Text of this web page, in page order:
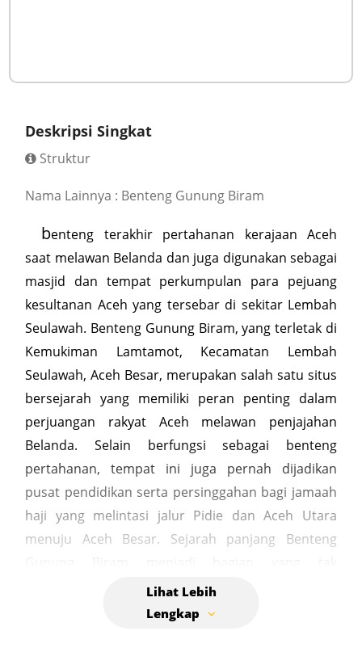
Deskripsi Singkat
Struktur
Nama Lainnya : Benteng Gunung Biram
benteng terakhir pertahanan kerajaan Aceh
saat melawan Belanda dan juga digunakan sebagai
masjid dan tempat perkumpulan para pejuang
kesultanan Aceh yang tersebar di sekitar Lembah
Seulawah. Benteng Gunung Biram, yang terletak di
Kemukiman Lamtamot, Kecamatan Lembah
Seulawah, Aceh Besar, merupakan salah satu situs
bersejarah yang memiliki peran penting dalam
perjuangan rakyat Aceh melawan penjajahan
Belanda. Selain berfungsi sebagai benteng
pertahanan, tempat ini juga pernah dijadikan
pusat pendidikan serta persinggahan bagi jamaah
haji yang melintasi jalur Pidie dan Aceh Utara
menuju Aceh Besar. Sejarah panjang Benteng
terpisahkan dari perjalanan perjuangan Aceh.
Salah satu tokoh yang turut mengulas sejarah